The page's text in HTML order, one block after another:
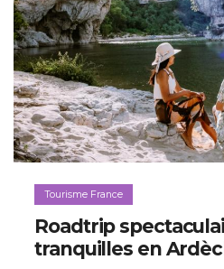
Tourisme France
Roadtrip
tranquilles en